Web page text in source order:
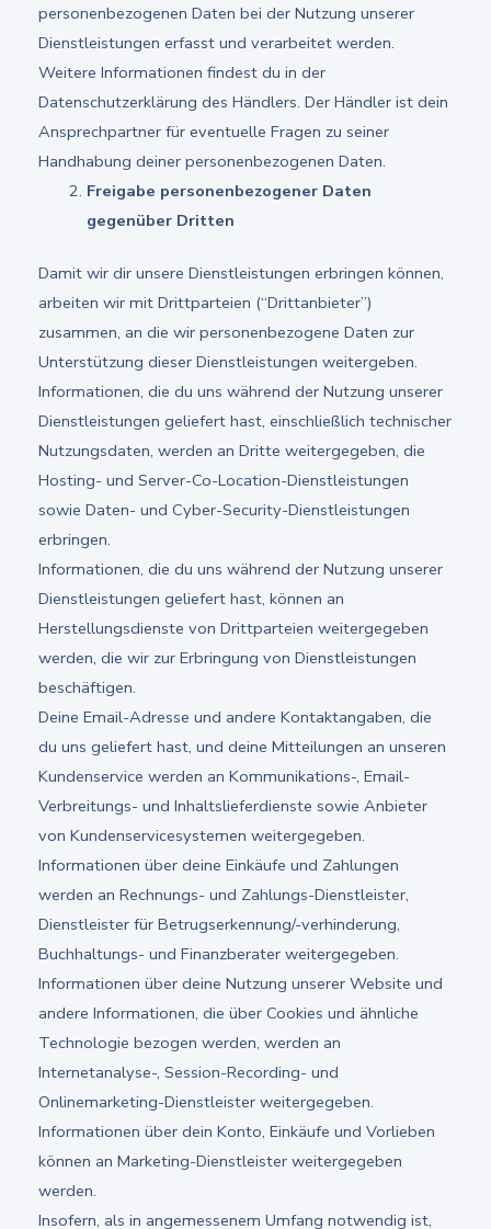
personenbezogenen Daten bei der Nutzung unserer
Dienstleistungen erfasst und verarbeitet werden.
Weitere Informationen findest du in der
Datenschutzerklärung des Händlers. Der Händler ist dein
Ansprechpartner für eventuelle Fragen zu seiner
Handhabung deiner personenbezogenen Daten.
Freigabe personenbezogener Daten
gegenüber Dritten
Damit wir dir unsere Dienstleistungen erbringen können,
arbeiten wir mit Drittparteien (“Drittanbieter”)
zusammen, an die wir personenbezogene Daten zur
Unterstützung dieser Dienstleistungen weitergeben.
Informationen, die du uns während der Nutzung unserer
Dienstleistungen geliefert hast, einschließlich technischer
Nutzungsdaten, werden an Dritte weitergegeben, die
Hosting- und Server-Co-Location-Dienstleistungen
sowie Daten- und Cyber-Security-Dienstleistungen
erbringen.
Informationen, die du uns während der Nutzung unserer
Dienstleistungen geliefert hast, können an
Herstellungsdienste von Drittparteien weitergegeben
werden, die wir zur Erbringung von Dienstleistungen
beschäftigen.
Deine Email-Adresse und andere Kontaktangaben, die
du uns geliefert hast, und deine Mitteilungen an unseren
Kundenservice werden an Kommunikations-, Email-
Verbreitungs- und Inhaltslieferdienste sowie Anbieter
von Kundenservicesystemen weitergegeben.
Informationen über deine Einkäufe und Zahlungen
werden an Rechnungs- und Zahlungs-Dienstleister,
Dienstleister für Betrugserkennung/-verhinderung,
Buchhaltungs- und Finanzberater weitergegeben.
Informationen über deine Nutzung unserer Website und
andere Informationen, die über Cookies und ähnliche
Technologie bezogen werden, werden an
Internetanalyse-, Session-Recording- und
Onlinemarketing-Dienstleister weitergegeben.
Informationen über dein Konto, Einkäufe und Vorlieben
können an Marketing-Dienstleister weitergegeben
werden.
Insofern, als in angemessenem Umfang notwendig ist,